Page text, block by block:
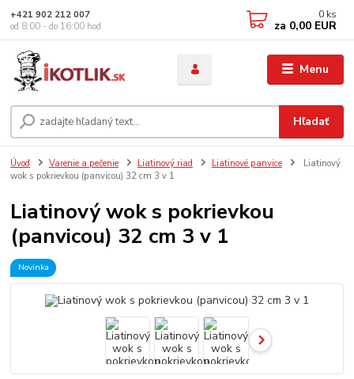
Menu
Hľadať
+421 902 212 007
od 8:00 - do 16:00 hod
0 ks
za 0,00 EUR
Úvod Varenie a pečenie Liatinový riad Liatinové panvice
Liatinový
wok s pokrievkou (panvicou) 32 cm 3 v 1
Liatinový wok s pokrievkou
(panvicou) 32 cm 3 v 1
Novinka